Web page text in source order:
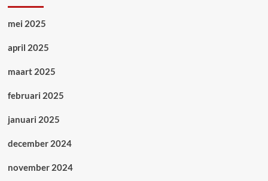
mei 2025
april 2025
maart 2025
februari 2025
januari 2025
december 2024
november 2024